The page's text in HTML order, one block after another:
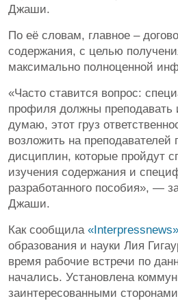
Джаши.
По её словам, главное –
содержания, с целью
максимально полноценной
«Часто ставится вопрос:
профиля должны преподавать
думаю, этот груз
возложить на преподавателей
дисциплин, которые пройдут
изучения содержания и
разработанного пособия», —
Джаши.
Как сообщила «Interpressnews»
образования и науки Лия
время рабочие встречи по
начались. Установлена
заинтересованными